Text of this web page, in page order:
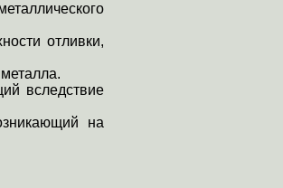
отливки,
вследствие
на